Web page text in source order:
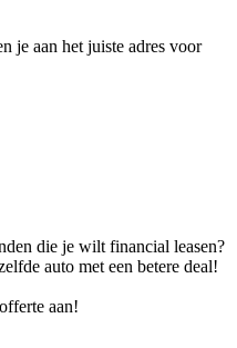
je aan het juiste adres voor
die je wilt financial leasen?
auto met een betere deal!
aan!